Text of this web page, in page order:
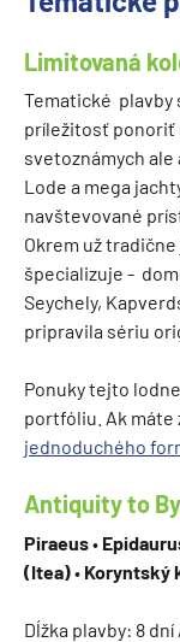
Limitovaná
Tematické plavby
príležitosť ponoriť
svetoznámych
Lode a mega
navštevované
Okrem už
špecializuje -
Seychely,
pripravila sériu
Ponuky tejto
portfóliu. Ak máte
jednoduchého
Antiquity to
Piraeus•
(Itea)• Koryntský
Dĺžka plavby: 8 dní